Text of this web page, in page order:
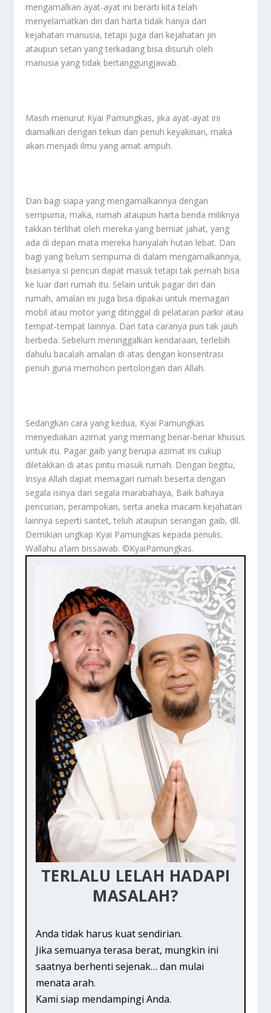
mengamalkan ayat-ayat ini berarti kita telah
menyelamatkan diri dan harta tidak hanya dari
kejahatan manusia, tetapi juga dari kejahatan jin
ataupun setan yang terkadang bisa disuruh oleh
manusia yang tidak bertanggungjawab.
Masih menurut Kyai Pamungkas, jika ayat-ayat ini
diamalkan dengan tekun dan penuh keyakinan, maka
akan menjadi ilmu yang amat ampuh.
Dan bagi siapa yang mengamalkannya dengan
sempurna, maka, rumah ataupun harta benda miliknya
takkan terlihat oleh mereka yang berniat jahat, yang
ada di depan mata mereka hanyalah hutan lebat. Dan
bagi yang belum sempurna di dalam mengamalkannya,
biasanya si pencuri dapat masuk tetapi tak pernah bisa
ke luar dari rumah itu. Selain untuk pagar diri dan
rumah, amalan ini juga bisa dipakai untuk memagari
mobil atau motor yang ditinggal di pelataran parkir atau
tempat-tempat lainnya. Dan tata caranya pun tak jauh
berbeda. Sebelum meninggalkan kendaraan, terlebih
dahulu bacalah amalan di atas dengan konsentrasi
penuh guna memohon pertolongan dari Allah.
Sedangkan cara yang kedua, Kyai Pamungkas
menyediakan azimat yang memang benar-benar khusus
untuk itu. Pagar gaib yang berupa azimat ini cukup
diletakkan di atas pintu masuk rumah. Dengan begitu,
Insya Allah dapat memagari rumah beserta dengan
segala isinya dari segala marabahaya, Baik bahaya
pencurian, perampokan, serta aneka macam kejahatan
lainnya seperti santet, teluh ataupun serangan gaib, dll.
Demikian ungkap Kyai Pamungkas kepada penulis.
Wallahu a’lam bissawab. ©️KyaiPamungkas.
TERLALU LELAH HADAPI
MASALAH?
Anda tidak harus kuat sendirian.
Jika semuanya terasa berat, mungkin ini
saatnya berhenti sejenak… dan mulai
menata arah.
Kami siap mendampingi Anda.